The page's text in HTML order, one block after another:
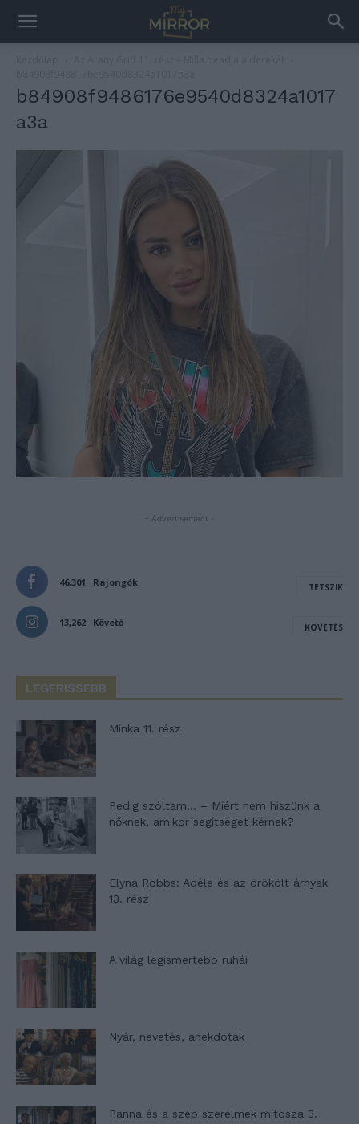
b84908f9486176e9540d8324a1017
a3a
- Advertisement -
46,301 Rajongók TETSZIK
13,262 Követő KÖVETÉS
LEGFRISSEBB
Minka 11. rész
Pedig szóltam… – Miért nem hiszünk a
nőknek, amikor segítséget kérnek?
Elyna Robbs: Adéle és az örökölt árnyak
13. rész
A világ legismertebb ruhái
Nyár, nevetés, anekdoták
Panna és a szép szerelmek mítosza 3.